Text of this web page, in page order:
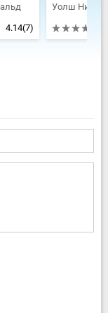
4.14(7)
Уолш Нил